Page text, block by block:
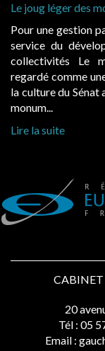
des
gestion
du développement
Le
comme une charge.
du Sénat a
CABINET
20
Tél : 05
Email :